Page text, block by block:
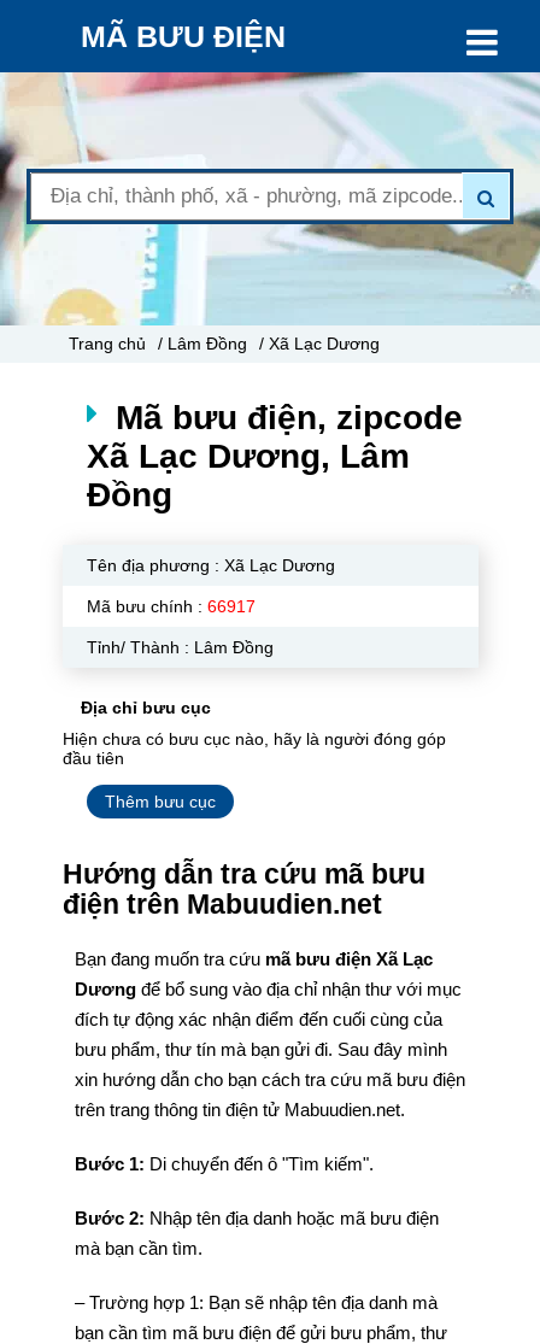
MÃ BƯU ĐIỆN
Trang chủ / Lâm Đồng / Xã Lạc Dương
Mã bưu điện, zipcode
Xã Lạc Dương, Lâm
Đồng
Tên địa phương : Xã Lạc Dương
Mã bưu chính : 66917
Tỉnh/ Thành : Lâm Đồng
Địa chỉ bưu cục
Hiện chưa có bưu cục nào, hãy là người đóng góp
đầu tiên
Thêm bưu cục
Hướng dẫn tra cứu mã bưu
điện trên Mabuudien.net
Bạn đang muốn tra cứu mã bưu điện Xã Lạc
Dương để bổ sung vào địa chỉ nhận thư với mục
đích tự động xác nhận điểm đến cuối cùng của
bưu phẩm, thư tín mà bạn gửi đi. Sau đây mình
xin hướng dẫn cho bạn cách tra cứu mã bưu điện
trên trang thông tin điện tử Mabuudien.net.
Bước 1: Di chuyển đến ô "Tìm kiếm".
Bước 2: Nhập tên địa danh hoặc mã bưu điện
mà bạn cần tìm.
– Trường hợp 1: Bạn sẽ nhập tên địa danh mà
bạn cần tìm mã bưu điện để gửi bưu phẩm, thư